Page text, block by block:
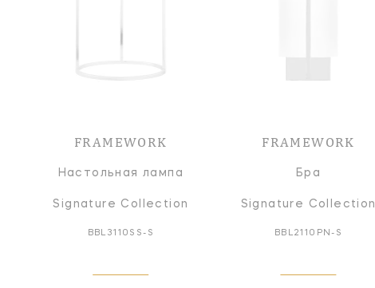
FRAMEWORK
Настольная лампа
Signature Collection
BBL3110SS-S
FRAMEWORK
Бра
Signature Collection
BBL2110PN-S